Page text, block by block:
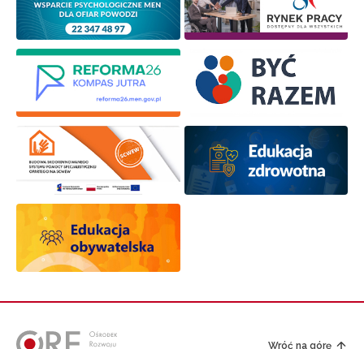
Wróć na górę
Wyrażam zgodę na przetwarzanie moich danych
osobowych przez ORE w celach marketingowych.
Zapisuję się